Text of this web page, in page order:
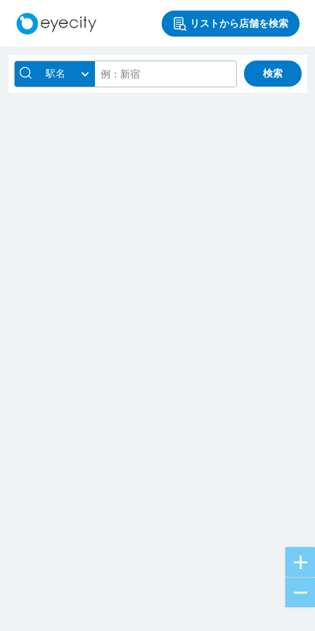
リストから店舗を検索
駅名 検索